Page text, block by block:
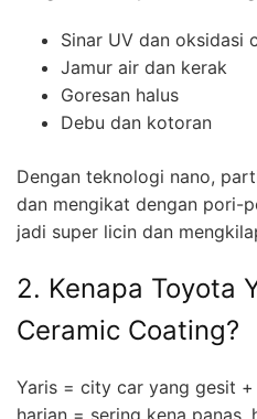
Sinar UV dan oksidasi
Jamur air dan kerak
Goresan halus
Debu dan kotoran
Dengan teknologi nano,
dan mengikat dengan pori-
jadi super licin dan
2. Kenapa Toyota
Ceramic Coating?
Yaris = city car yang gesit
harian = sering kena panas,